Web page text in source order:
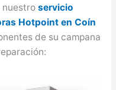
nuestro servicio
Hotpoint en Coín
de su campana